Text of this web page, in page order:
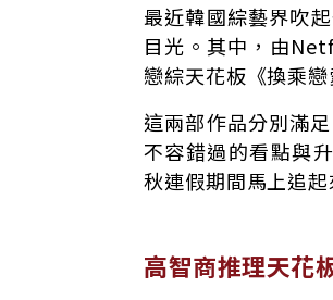
高智商推理天花板！《
戀綜神作回歸！《換乘
中秋連假追劇指南 動
最近韓國綜藝界吹
目光。其中，由
戀綜天花板《換乘
這兩部作品分別滿
不容錯過的看點與
秋連假期間馬上追起
高智商推理天花